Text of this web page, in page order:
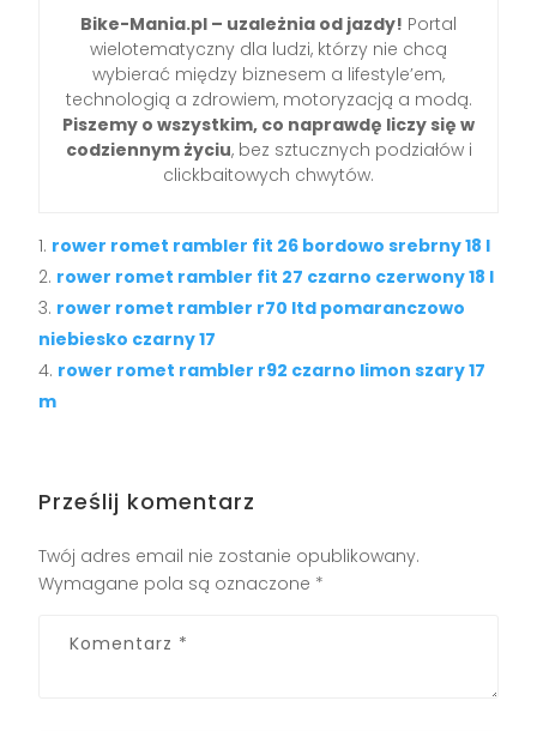
Bike-Mania.pl – uzależnia od jazdy! Portal
wielotematyczny dla ludzi, którzy nie chcą
wybierać między biznesem a lifestyle’em,
technologią a zdrowiem, motoryzacją a modą.
Piszemy o wszystkim, co naprawdę liczy się w
codziennym życiu, bez sztucznych podziałów i
clickbaitowych chwytów.
rower romet rambler fit 26 bordowo srebrny 18 l
rower romet rambler fit 27 czarno czerwony 18 l
rower romet rambler r70 ltd pomaranczowo
niebiesko czarny 17
rower romet rambler r92 czarno limon szary 17
m
Prześlij komentarz
Twój adres email nie zostanie opublikowany.
Wymagane pola są oznaczone *